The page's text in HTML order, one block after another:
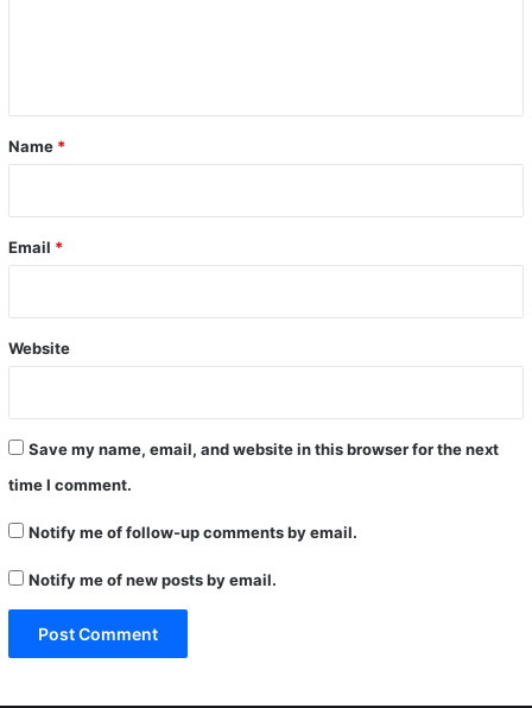
*
Name *
Email *
Website
Save my name, email, and website in this browser for the next
time I comment.
Notify me of follow-up comments by email.
Notify me of new posts by email.